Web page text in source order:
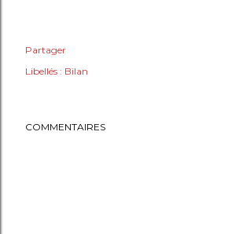
Partager
Libellés : Bilan
COMMENTAIRES